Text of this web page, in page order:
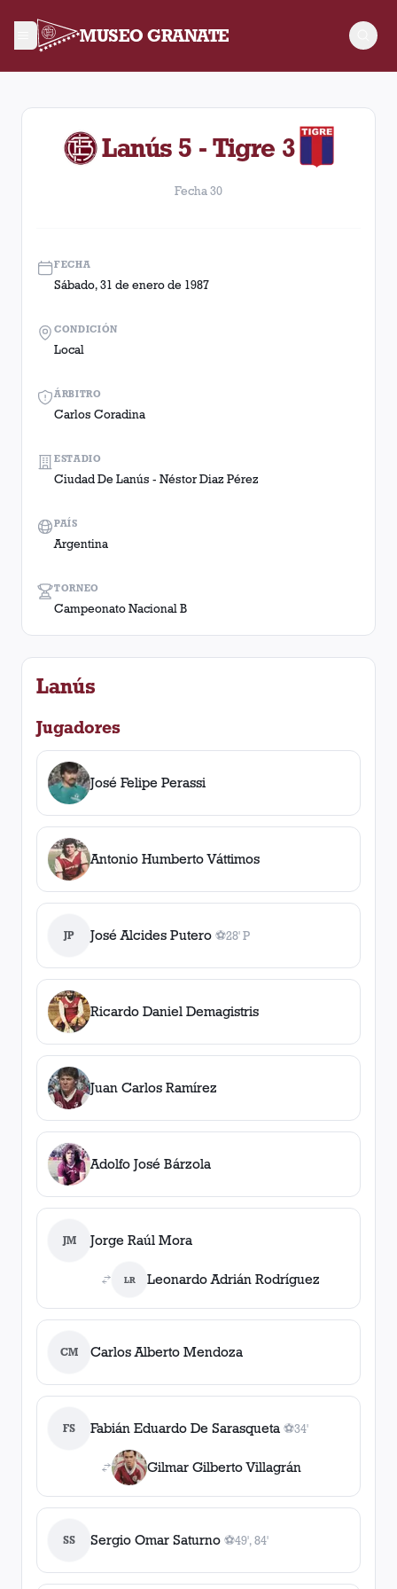
MUSEO GRANATE
Fecha 30. Partido entre Lanús y Tigre disputado el
Lanús 5 - Tigre 3
Fecha 30
FECHA
Sábado, 31 de enero de 1987
ÁRBITRO
Carlos Coradina
TORNEO
Campeonato Nacional B
CONDICIÓN
Local
ESTADIO
Ciudad De Lanús - Néstor Diaz Pérez
PAÍS
Argentina
Lanús
Jugadores
José Felipe Perassi
Antonio Humberto Váttimos
JP José Alcides Putero ⚽
1gol , 28' P
28' P
Ricardo Daniel Demagistris
Juan Carlos Ramírez
Adolfo José Bárzola
JM Jorge Raúl Mora
LR Leonardo Adrián Rodríguez
CM Carlos Alberto Mendoza
FS Fabián Eduardo De Sarasqueta ⚽
1gol
34'
Gilmar Gilberto Villagrán
SS Sergio Omar Saturno ⚽
2gol es, 49', 84'
49', 84'